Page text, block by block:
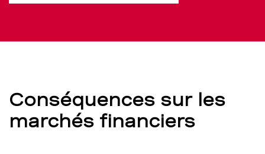
Conséquences sur les
marchés financiers